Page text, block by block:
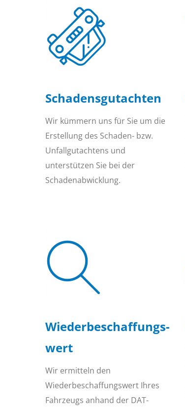
Schadensgutachten
Wir kümmern uns für Sie um die
Erstellung des Schaden- bzw.
Unfallgutachtens und
unterstützen Sie bei der
Schadenabwicklung.
Wiederbeschaffungs­
wert
Wir ermitteln den
Wiederbeschaffungswert Ihres
Fahrzeugs anhand der DAT-